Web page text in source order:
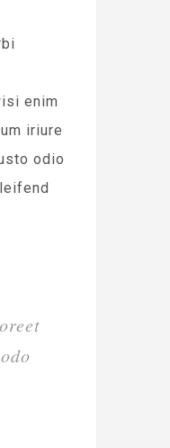
enim
iriure
odio